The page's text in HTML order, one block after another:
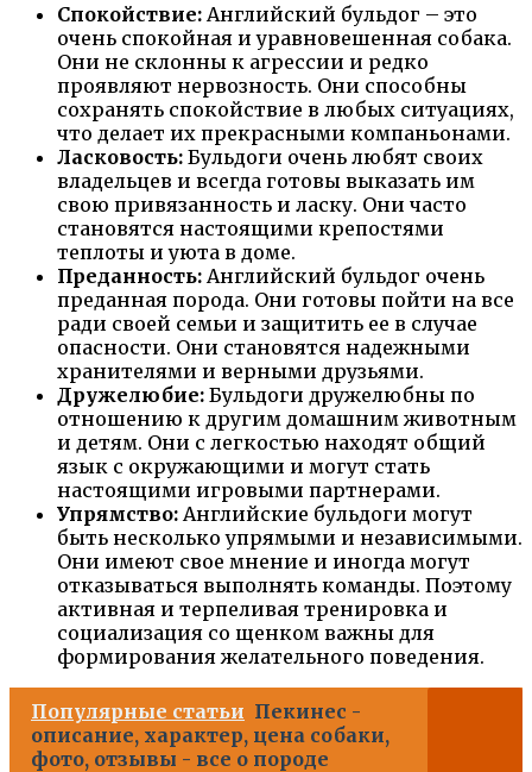
Спокойствие: Английский бульдог – это
очень спокойная и уравновешенная собака.
Они не склонны к агрессии и редко
проявляют нервозность. Они способны
сохранять спокойствие в любых ситуациях,
что делает их прекрасными компаньонами.
Ласковость: Бульдоги очень любят своих
владельцев и всегда готовы выказать им
свою привязанность и ласку. Они часто
становятся настоящими крепостями
теплоты и уюта в доме.
Преданность: Английский бульдог очень
преданная порода. Они готовы пойти на все
ради своей семьи и защитить ее в случае
опасности. Они становятся надежными
хранителями и верными друзьями.
Дружелюбие: Бульдоги дружелюбны по
отношению к другим домашним животным
и детям. Они с легкостью находят общий
язык с окружающими и могут стать
настоящими игровыми партнерами.
Упрямство: Английские бульдоги могут
быть несколько упрямыми и независимыми.
Они имеют свое мнение и иногда могут
отказываться выполнять команды. Поэтому
активная и терпеливая тренировка и
социализация со щенком важны для
формирования желательного поведения.
Популярные статьи Пекинес -
описание, характер, цена собаки,
фото, отзывы - все о породе